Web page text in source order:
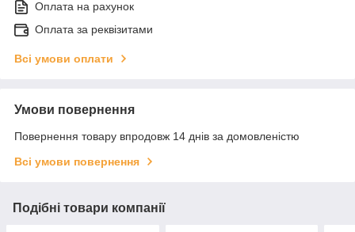
Оплата на рахунок
Оплата за реквізитами
Всі умови оплати
Умови повернення
Повернення товару впродовж 14 днів за домовленістю
Всі умови повернення
Подібні товари компанії